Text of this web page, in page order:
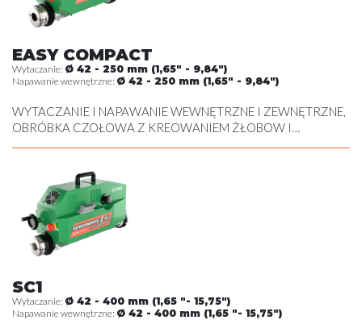
EASY COMPACT
Wytaczanie: Ø 42 - 250 mm (1,65" - 9,84")
Napawanie wewnętrzne: Ø 42 - 250 mm (1,65" - 9,84")
WYTACZANIE I NAPAWANIE WEWNĘTRZNE I ZEWNĘTRZNE,
OBRÓBKA CZOŁOWA Z KREOWANIEM ŻŁOBOW I
SC1
Wytaczanie: Ø 42 - 400 mm (1,65 "- 15,75")
Napawanie wewnętrzne: Ø 42 - 400 mm (1,65 "- 15,75")